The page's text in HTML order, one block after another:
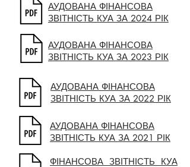
АУДОВАНА ФІНАНСОВА
ЗВІТНІСТЬ КУА ЗА 2024 РІК
АУДОВАНА ФІНАНСОВА
ЗВІТНІСТЬ КУА ЗА 2023 РІК
АУДОВАНА ФІНАНСОВА
ЗВІТНІСТЬ КУА ЗА 2022 РІК
АУДОВАНА ФІНАНСОВА
ЗВІТНІСТЬ КУА ЗА 2021 РІК
ФІНАНСОВА ЗВІТНІСТЬ КУА